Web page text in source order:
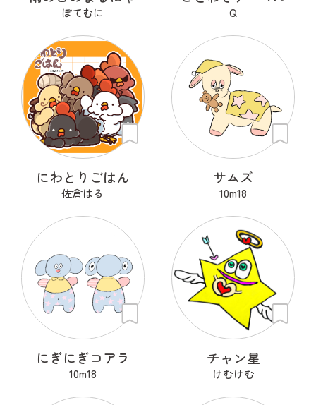
ぽてむに Q
にわとりごはん
佐倉はる
サムズ
10m18
にぎにぎコアラ
10m18
チャン星
けむけむ